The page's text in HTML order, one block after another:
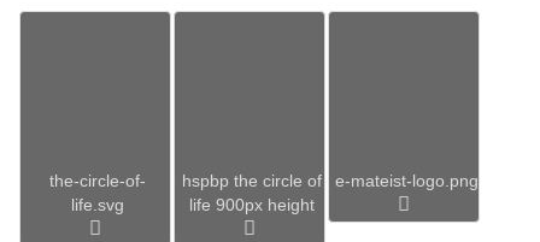
the-circle-of-
life.svg
hspbp the circle of
life 900px height
e-mateist-logo.png